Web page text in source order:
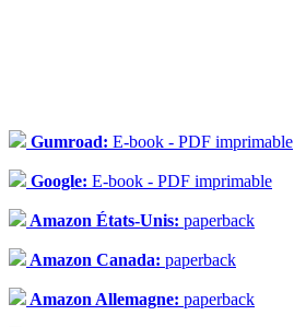
Gumroad: E-book - PDF imprimable
Google: E-book - PDF imprimable
Amazon États-Unis: paperback
Amazon Canada: paperback
Amazon Allemagne: paperback